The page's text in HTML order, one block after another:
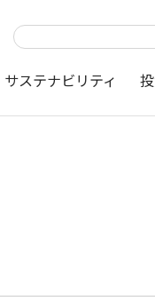
サステナビリティ